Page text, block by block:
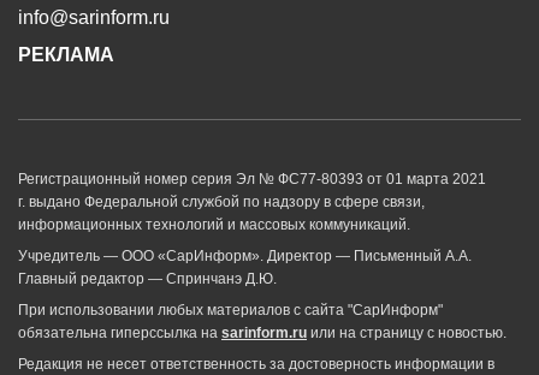
info@sarinform.ru
РЕКЛАМА
Регистрационный номер серия Эл № ФС77-80393 от 01 марта 2021
г. выдано Федеральной службой по надзору в сфере связи,
информационных технологий и массовых коммуникаций.
Учредитель — ООО «СарИнформ». Директор — Письменный А.А.
Главный редактор — Спринчанэ Д.Ю.
При использовании любых материалов с сайта "СарИнформ"
обязательна гиперссылка на sarinform.ru или на страницу с новостью.
Редакция не несет ответственность за достоверность информации в